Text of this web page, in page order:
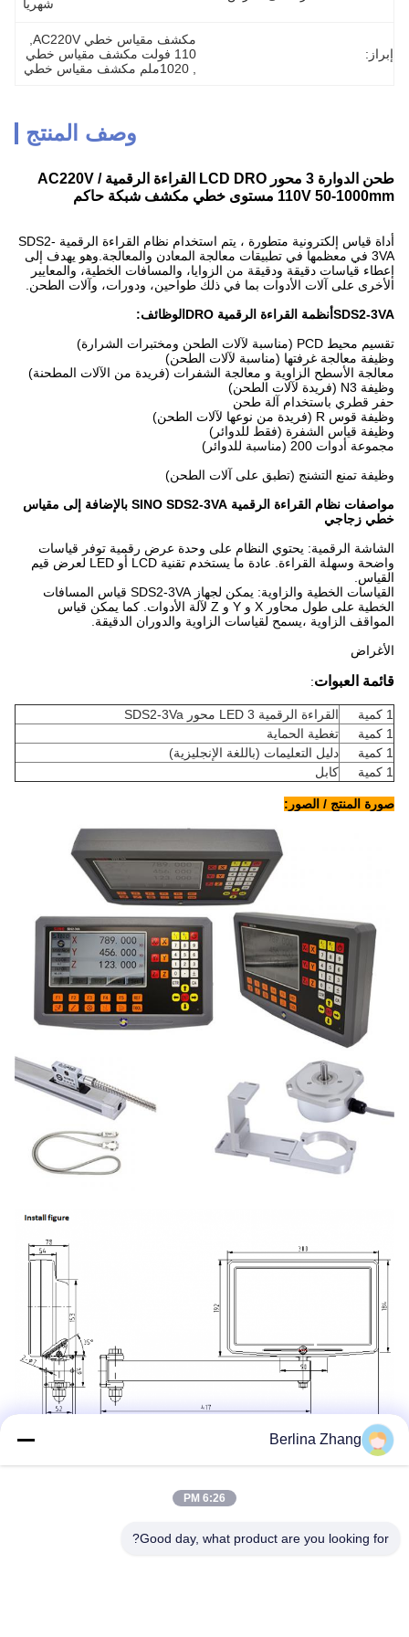
شهريا
إبراز:
مكشف مقياس خطي AC220V
110 فولت مكشف مقياس خطي
1020ملم مكشف مقياس خطي
وصف المنتج
طحن الدوارة 3 محور LCD DRO القراءة الرقمية AC220V /
110V 50-1000mm مستوى خطي مكشف شبكة حاكم
أداة قياس إلكترونية متطورة ، يتم استخدام نظام القراءة الرقمية SDS2-
3VA في معظمها في تطبيقات معالجة المعادن والمعالجة.وهو يهدف إلى
إعطاء قياسات دقيقة ودقيقة من الزوايا، والمسافات الخطية، والمعايير
الأخرى على آلات الأدوات بما في ذلك طواحين، ودورات، وآلات الطحن.
SDS2-3VA أنظمة القراءة الرقمية DRO
الوظائف:
تقسيم محيط PCD (مناسبة لآلات الطحن ومختبرات الشرارة)
وظيفة معالجة غرفتها (مناسبة لآلات الطحن)
معالجة الأسطح الزاوية و معالجة الشفرات (فريدة من الآلات المطحنة)
وظيفة N3 (فريدة لآلات الطحن)
حفر قطري باستخدام آلة طحن
وظيفة قوس R (فريدة من نوعها لآلات الطحن)
وظيفة قياس الشفرة (فقط للدوائر)
مجموعة أدوات 200 (مناسبة للدوائر)
وظيفة تمنع التشنج (تطبق على آلات الطحن)
مواصفات نظام القراءة الرقمية SINO SDS2-3VA بالإضافة إلى مقياس
خطي زجاجي
الشاشة الرقمية: يحتوي النظام على وحدة عرض رقمية توفر قياسات
واضحة وسهلة القراءة. عادة ما يستخدم تقنية LCD أو LED لعرض قيم
القياس.
القياسات الخطية والزاوية: يمكن لجهاز SDS2-3VA قياس المسافات
الخطية على طول محاور X و Y و Z لآلة الأدوات. كما يمكن قياس
المواقف الزاوية ،يسمح لقياسات الزاوية والدوران الدقيقة.
الأغراض
قائمة العبوات:
1 كمية
القراءة الرقمية LED 3 محور SDS2-3Va
1 كمية
تغطية الحماية
1 كمية
دليل التعليمات (باللغة الإنجليزية)
1 كمية
كابل
صورة المنتج / الصور:
الرف في الصورة هو خيار، وليس منتج قياسي.
Berlina Zhang
6:26 PM
Good day, what product are you looking for?